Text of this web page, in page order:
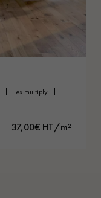
les multiply
37,00€ HT/m²